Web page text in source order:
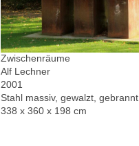
Zwischenräume
Alf Lechner
2001
Stahl massiv, gewalzt, gebrannt
338 x 360 x 198 cm